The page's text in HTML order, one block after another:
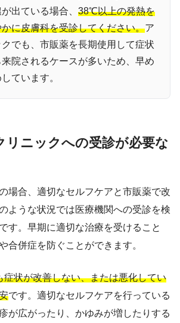
出ている場合、 38℃以上の発熱を
に皮膚科を受診してください。ア
でも、市販薬を長期使用して症状
院されるケースが多いため、早め
ています。
リニックへの受診が必要な
場合、適切なセルフケアと市販薬で改
ような状況では医療機関への受診を検
す。早期に適切な治療を受けること
合併症を防ぐことができます。
症状が改善しない、または悪化してい
です。適切なセルフケアを行っている
が広がったり、かゆみが増したりする